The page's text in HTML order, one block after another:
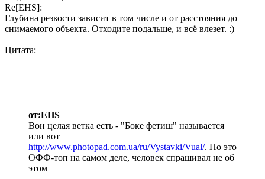
Re[EHS]:
Глубина резкости зависит в том числе и от расстояния до
снимаемого объекта. Отходите подальше, и всё влезет. :)
Цитата:
от:EHS
Вон целая ветка есть - "Боке фетиш" называется
или вот
http://www.photopad.com.ua/ru/Vystavki/Vual/. Но это
ОФФ-топ на самом деле, человек спрашивал не об
этом